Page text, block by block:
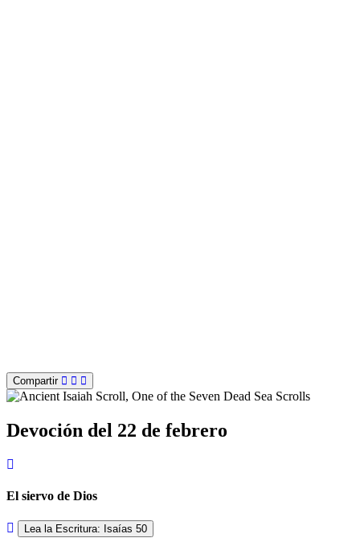
Compartir
Devoción del 22 de febrero
El siervo de Dios
Lea la Escritura: Isaías 50